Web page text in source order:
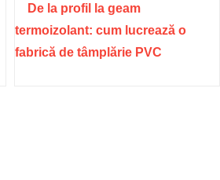
De la profil la geam
termoizolant: cum lucrează o
fabrică de tâmplărie PVC